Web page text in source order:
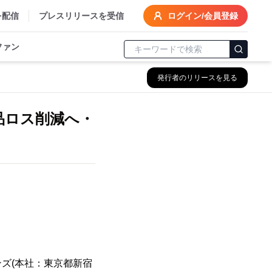
配信 プレスリリースを受信 ログイン/会員登録
ァン
発行者のリリースを見る
ス削減へ・
(本社：東京都新宿